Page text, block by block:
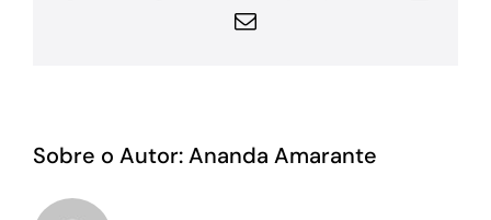
E-
Sobre o Autor:Ananda Amarante